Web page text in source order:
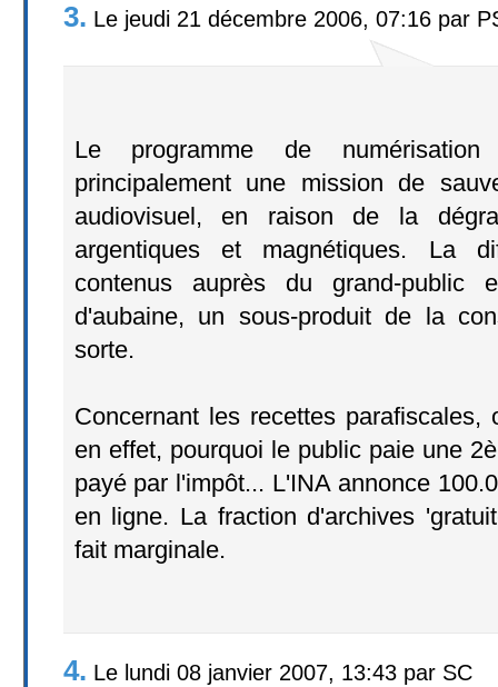
3. Le jeudi 21 décembre 2006, 07:16 par
Le programme de
principalement une mission de
audiovisuel, en raison de la
argentiques et magnétiques. La
contenus auprès du grand-public
d'aubaine, un sous-produit de la
sorte.
Concernant les recettes parafiscales,
en effet, pourquoi le public paie une
payé par l'impôt... L'INA annonce
en ligne. La fraction d'archives
fait marginale.
4. Le lundi 08 janvier 2007, 13:43 par SC